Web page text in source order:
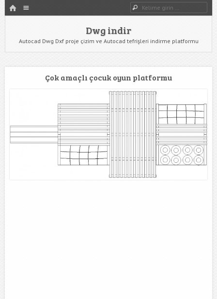
HOME Dwg Ara
Dwg indir
Autocad Dwg Dxf proje çizim ve Autocad tefrişleri indirme platformu
Çok amaçlı çocuk oyun platformu